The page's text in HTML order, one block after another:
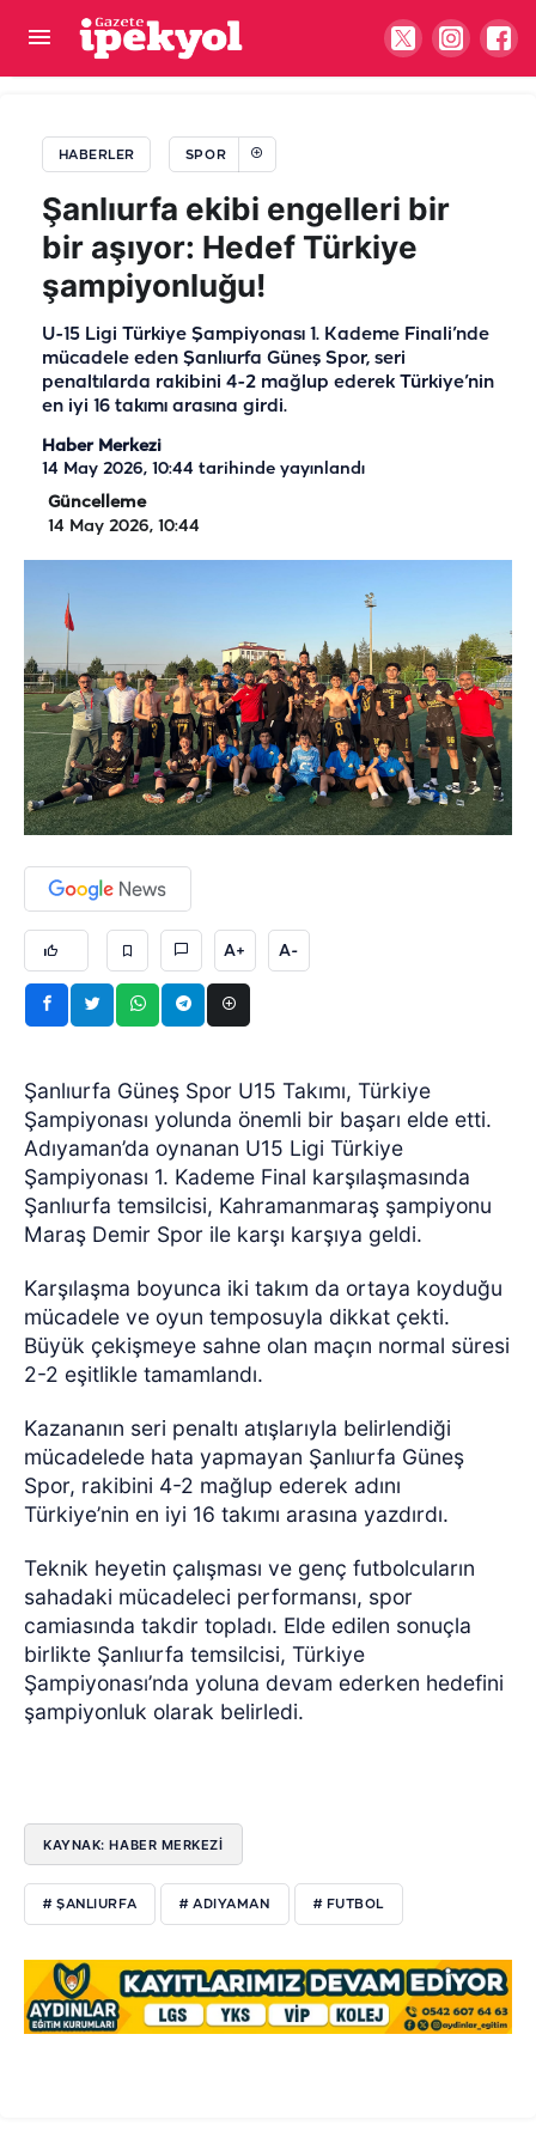
HABERLER SPOR
Şanlıurfa ekibi engelleri bir
bir aşıyor: Hedef Türkiye
şampiyonluğu!
U-15 Ligi Türkiye Şampiyonası 1. Kademe Finali’nde
mücadele eden Şanlıurfa Güneş Spor, seri
penaltılarda rakibini 4-2 mağlup ederek Türkiye’nin
en iyi 16 takımı arasına girdi.
Haber Merkezi
14 May 2026, 10:44 tarihinde yayınlandı
Güncelleme
14 May 2026, 10:44
A+ A-
Şanlıurfa Güneş Spor U15 Takımı, Türkiye
Şampiyonası yolunda önemli bir başarı elde etti.
Adıyaman’da oynanan U15 Ligi Türkiye
Şampiyonası 1. Kademe Final karşılaşmasında
Şanlıurfa temsilcisi, Kahramanmaraş şampiyonu
Maraş Demir Spor ile karşı karşıya geldi.
Karşılaşma boyunca iki takım da ortaya koyduğu
mücadele ve oyun temposuyla dikkat çekti.
Büyük çekişmeye sahne olan maçın normal süresi
2-2 eşitlikle tamamlandı.
Kazananın seri penaltı atışlarıyla belirlendiği
mücadelede hata yapmayan Şanlıurfa Güneş
Spor, rakibini 4-2 mağlup ederek adını
Türkiye’nin en iyi 16 takımı arasına yazdırdı.
Teknik heyetin çalışması ve genç futbolcuların
sahadaki mücadeleci performansı, spor
camiasında takdir topladı. Elde edilen sonuçla
birlikte Şanlıurfa temsilcisi, Türkiye
Şampiyonası’nda yoluna devam ederken hedefini
şampiyonluk olarak belirledi.
KAYNAK: HABER MERKEZİ
# ŞANLIURFA # ADIYAMAN # FUTBOL
Şanlıurfaspor’da istifa iddiaları sonrası yönetim